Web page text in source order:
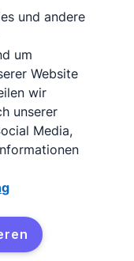
CRM.
und andere
um
Website
wir
unserer
Media,